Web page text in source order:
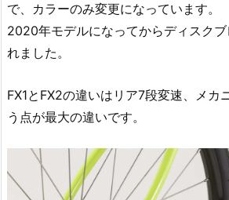
で、カラーのみ変更になっています。
2020年モデルになってからディスク
れました。
FX1とFX2の違いはリア7段変速、メカ
う点が最大の違いです。